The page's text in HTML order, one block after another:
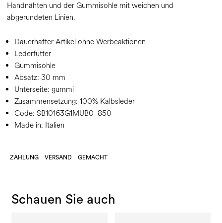
Handnähten und der Gummisohle mit weichen und
abgerundeten Linien.
Dauerhafter Artikel ohne Werbeaktionen
Lederfutter
Gummisohle
Absatz: 30 mm
Unterseite: gummi
Zusammensetzung: 100% Kalbsleder
Code: SB10163G1MUB0_850
Made in: Italien
ZAHLUNG VERSAND GEMACHT
Schauen Sie auch